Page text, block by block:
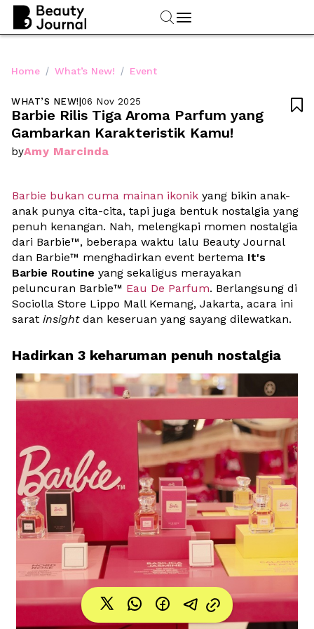
Home / What’s New! / Event
WHAT’S NEW!|06 Nov 2025
Barbie Rilis Tiga Aroma Parfum yang
Gambarkan Karakteristik Kamu!
byAmy Marcinda

Barbie bukan cuma mainan ikonik yang bikin anak-
anak punya cita-cita, tapi juga bentuk nostalgia yang
penuh kenangan. Nah, melengkapi momen nostalgia
dari Barbie™, beberapa waktu lalu Beauty Journal
dan Barbie™ menghadirkan event bertema It's
Barbie Routine yang sekaligus merayakan
peluncuran Barbie™ Eau De Parfum. Berlangsung di
Sociolla Store Lippo Mall Kemang, Jakarta, acara ini
sarat insight dan keseruan yang sayang dilewatkan.
Hadirkan 3 keharuman penuh nostalgia